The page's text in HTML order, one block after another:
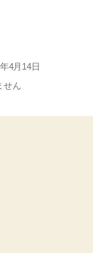
4月14日
せん